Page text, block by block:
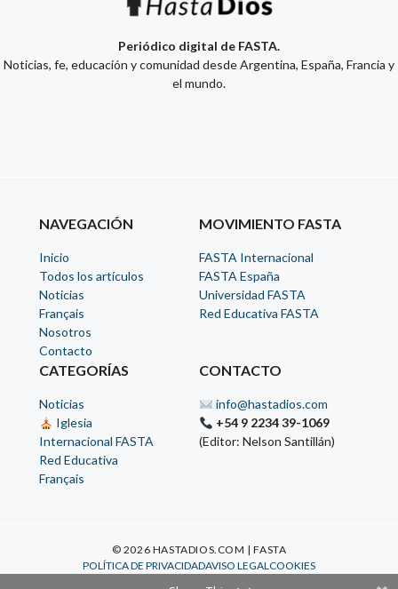
Periódico digital de FASTA.
Noticias, fe, educación y comunidad desde Argentina, España, Francia y
el mundo.
NAVEGACIÓN
Inicio
Todos los artículos
Noticias
Français
Nosotros
Contacto
MOVIMIENTO FASTA
FASTA Internacional
FASTA España
Universidad FASTA
Red Educativa FASTA
CATEGORÍAS
Noticias
Iglesia
Internacional FASTA
Red Educativa
Français
CONTACTO
info@hastadios.com
+54 9 2234 39-1069
(Editor: Nelson Santillán)
© 2026 HASTADIOS.COM | FASTA
POLÍTICA DE PRIVACIDADAVISO LEGALCOOKIES